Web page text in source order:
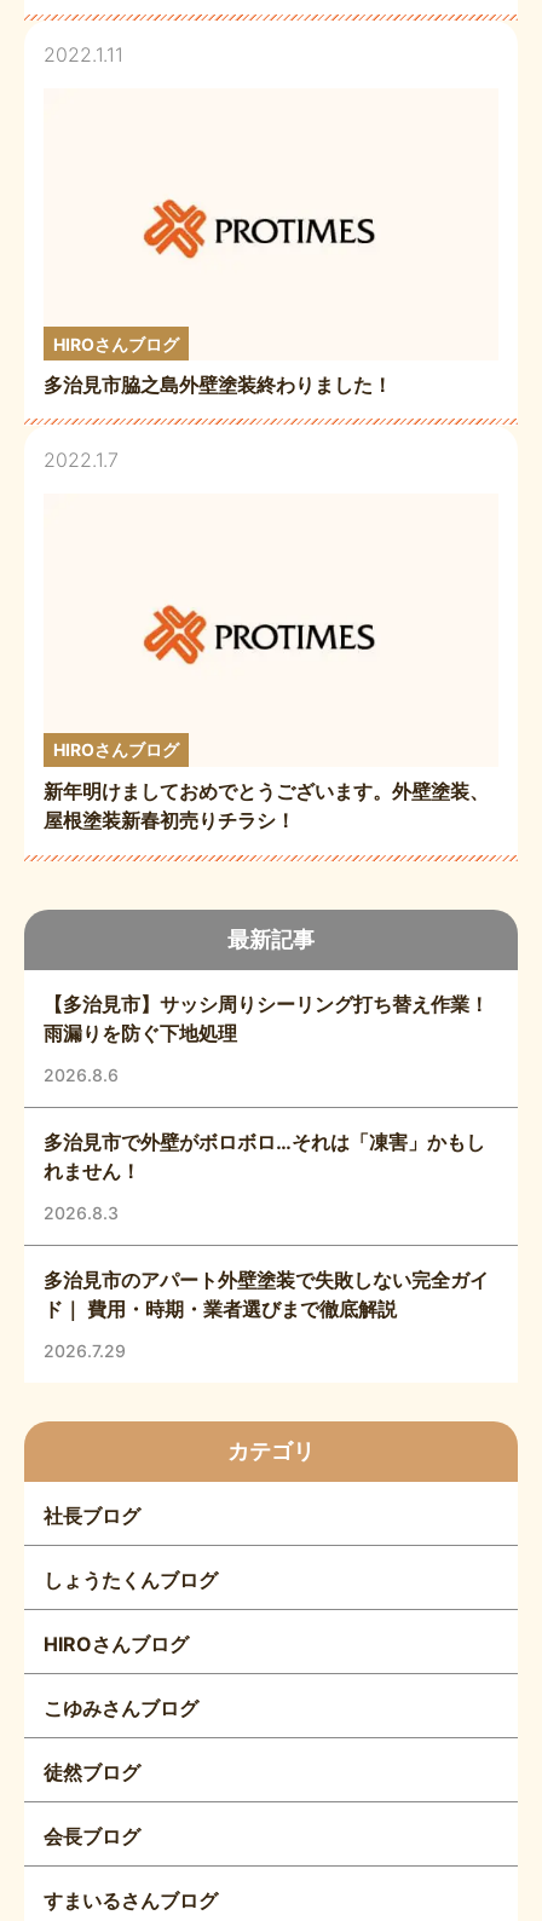
最新記事
【多治見市】サッシ周りシーリング打ち替え作業！
雨漏りを防ぐ下地処理
2026.8.6
多治見市で外壁がボロボロ…それは「凍害」かもし
れません！
2026.8.3
多治見市のアパート外壁塗装で失敗しない完全ガイ
ド｜ 費用・時期・業者選びまで徹底解説
2026.7.29
カテゴリ
社長ブログ
しょうたくんブログ
HIROさんブログ
こゆみさんブログ
徒然ブログ
会長ブログ
すまいるさんブログ
2022.1.11
HIROさんブログ
多治見市脇之島外壁塗装終わりました！
2022.1.7
HIROさんブログ
新年明けましておめでとうございます。外壁塗装、
屋根塗装新春初売りチラシ！